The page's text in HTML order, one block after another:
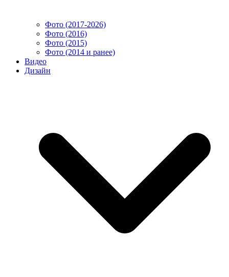
Фото (2017-2026)
Фото (2016)
Фото (2015)
Фото (2014 и ранее)
Видео
Дизайн